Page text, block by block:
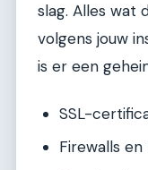
slag. Alles wat
volgens jouw
is er een
SSL-
Firewalls